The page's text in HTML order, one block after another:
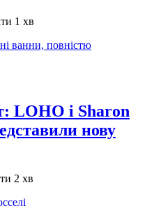
1 хв
LOHO і Sharon
нову
2 хв